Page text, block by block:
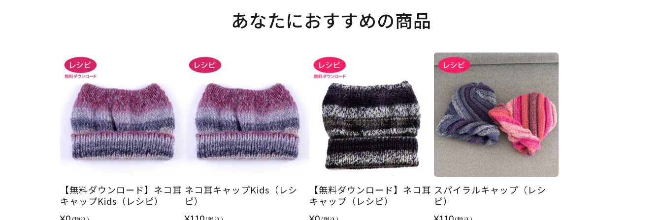
あなたにおすすめの商品
【無料ダウンロード】ネコ耳
キャップKids（レシピ）
ネコ耳キャップKids（レシ
ピ）
【無料ダウンロード】ネコ耳
キャップ（レシピ）
スパイラルキャップ（レシ
ピ）